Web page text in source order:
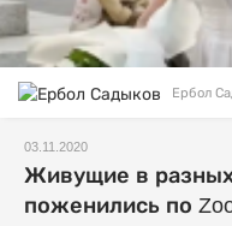
Ербол
03.11.2020
Живущие в
поженились по